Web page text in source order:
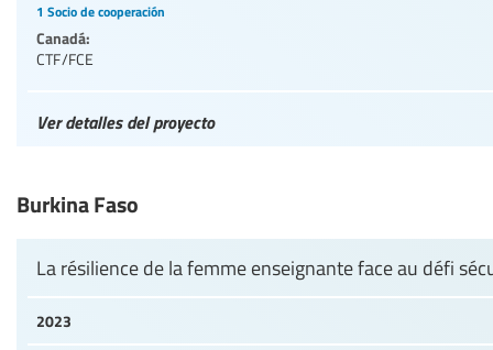
1 Socio de cooperación
Canadá:
CTF/FCE
Ver detalles del proyecto
Burkina Faso
2023
La résilience de la femme enseignante face au défi